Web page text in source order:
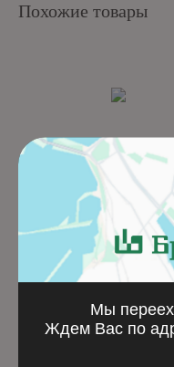
Похожие товары
Кирпич ручной
формовки Романов
Мы
Ждем Вас по